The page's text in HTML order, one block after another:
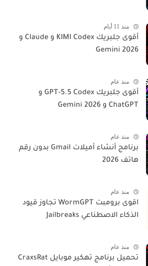
منذ 11 أيام
أقوى جلبريك KIMI Codex و Claude و
Gemini 2026
منذ عام
أقوى جلبريك GPT-5.5 Codex و
ChatGPT و Gemini 2026
منذ عام
برنامج أنشاء أميلات Gmail بدون رقم
هاتف 2026
منذ عام
اقوى برومبت WormGPT تجاوز قيود
الذكاء الاصطناعي Jailbreaks
منذ عام
تحميل برنامج تهكير موبايل CraxsRat